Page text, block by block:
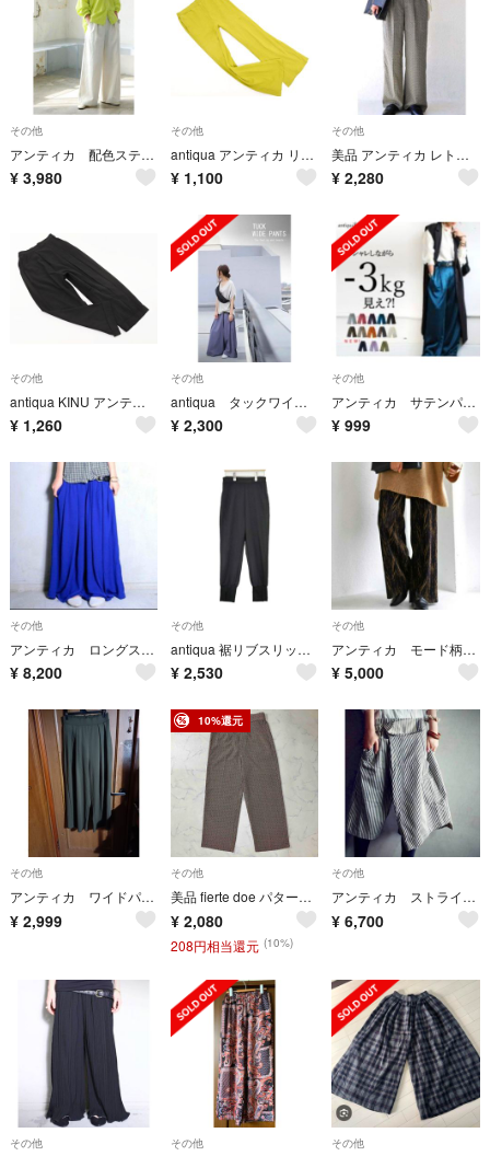
その他
アンティカ 配色ステッチ ワイドパンツ
¥ 3,980
その他
antiqua アンティカ リブ イージー パンツ sizeM/黄緑 ■◇ レディース
¥ 1,100
その他
美品 アンティカ レトロ柄 センタープレスパンツ 美脚 グリーン系 薄手
¥ 2,280
その他
antiqua KINU アンティカキヌ テーパード パンツ 黒 ■◇ レディース
¥ 1,260
その他
antiqua タックワイドパンツ
¥ 2,300
その他
アンティカ サテンパンツ
¥ 999
その他
アンティカ ロングスカート見え ブルー ワイドパンツ 廃盤
¥ 8,200
その他
antiqua 裾リブスリットパンツ AY-00014 イージー パンツ ブラック レディース アンティカ【中古】6-0215G∞
¥ 2,530
その他
アンティカ モード柄 プリーツ ワイドパンツ
¥ 5,000
その他
アンティカ ワイドパンツ
¥ 2,999
10%還元
その他
美品 fierte doe パターン柄 ウエストゴム タック 薄手 パンツ M
¥ 2,080
208円相当還元 (10%)
その他
アンティカ ストライプ ヒッコリー 変形パンツ
¥ 6,700
その他 その他 その他